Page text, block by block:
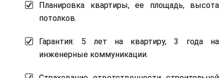
Планировка квартиры, ее площадь, высота
потолков.
Гарантия: 5 лет на квартиру, 3 года на
инженерные коммуникации.